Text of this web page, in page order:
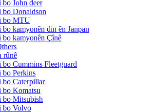
bo John deer
bo Donaldson
bo MTU
bo kamyonên din ên Janpan
bo kamyonên Çînê
rûnê
bo Cummins Fleetguard
bo Perkins
bo Caterpillar
bo Komatsu
bo Mitsubish
bo Volvo